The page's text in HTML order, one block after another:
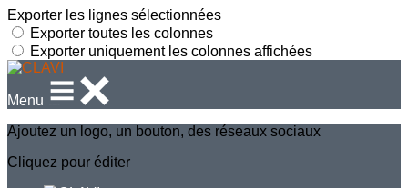
Exporter les lignes sélectionnées
Exporter toutes les colonnes
Exporter uniquement les colonnes affichées
Menu
Ajoutez un logo, un bouton, des réseaux sociaux
Cliquez pour éditer